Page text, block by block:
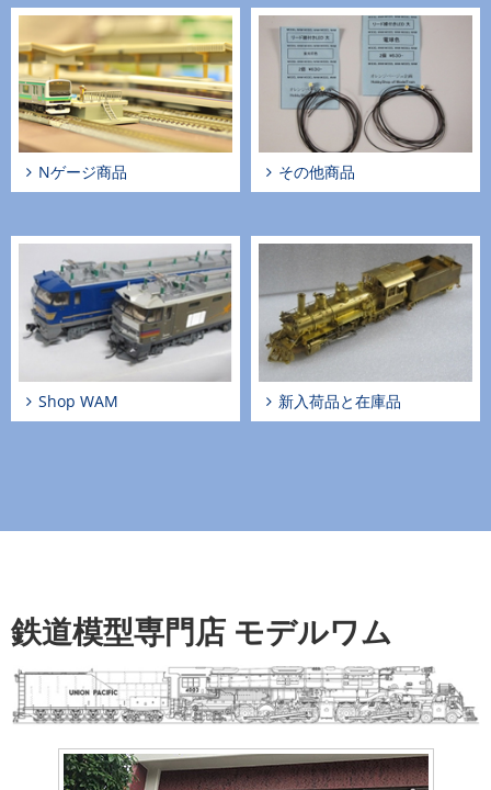
Nゲージ商品 その他商品
Shop WAM 新入荷品と在庫品
鉄道模型専門店 モデルワム